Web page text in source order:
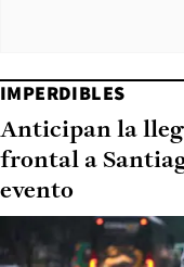
IMPERDIBLES
Anticipan la
frontal a
evento